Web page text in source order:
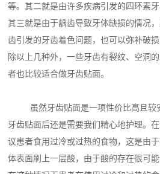
等。其二就是由许多疾病引发的四环素
其三就是由于龋齿导致牙体缺损的情况
齿引发的牙齿着色问题，也可以弥补破
除以上几种外，一些牙齿有裂纹、空洞
者也比较适合做牙齿贴面。
虽然牙齿贴面是一项性价比高且
牙齿贴面后还是需要我们精心地护理。
议患者食用过冷或过热的食物，这是由
体表面刷上一层酸，由于酸的存在很可